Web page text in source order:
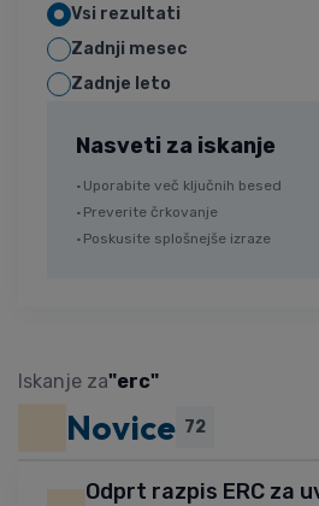
Vsi rezultati
Zadnji mesec
Zadnje leto
Nasveti za iskanje
Uporabite več ključnih besed
Preverite črkovanje
Poskusite splošnejše izraze
Iskanje za"erc"
Novice 72
Odprt razpis ERC za